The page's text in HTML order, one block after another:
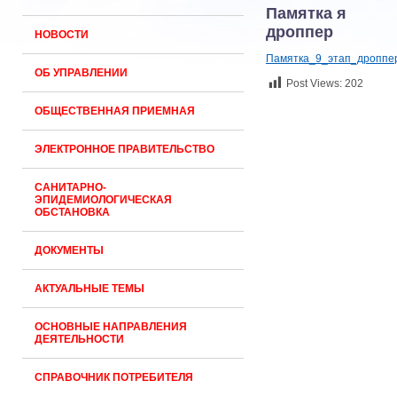
НОВОСТИ
ОБ УПРАВЛЕНИИ
ОБЩЕСТВЕННАЯ ПРИЕМНАЯ
ЭЛЕКТРОННОЕ ПРАВИТЕЛЬСТВО
САНИТАРНО-
ЭПИДЕМИОЛОГИЧЕСКАЯ
ОБСТАНОВКА
ДОКУМЕНТЫ
АКТУАЛЬНЫЕ ТЕМЫ
ОСНОВНЫЕ НАПРАВЛЕНИЯ
ДЕЯТЕЛЬНОСТИ
СПРАВОЧНИК ПОТРЕБИТЕЛЯ
Памятка я
дроппер
Post Views: 202